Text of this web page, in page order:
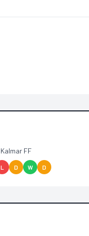
Kalmar FF
L D W D